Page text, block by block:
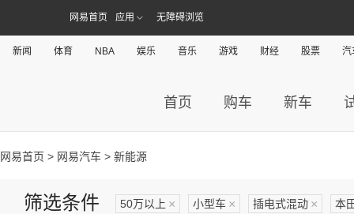
网易首页 应用 无障碍浏览
新闻 体育 NBA 娱乐 音乐 游戏 财经 股票 汽
首页 购车 新车
网易首页 > 网易汽车 > 新能源
筛选条件 50万以上 × 小型车 × 插电式混动 × 本